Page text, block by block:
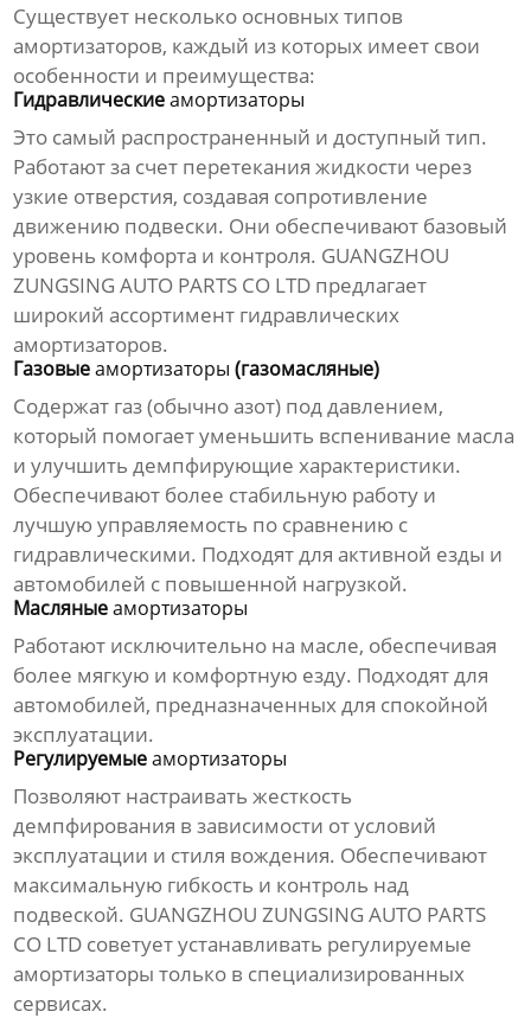
Существует несколько основных типов
амортизаторов, каждый из которых имеет свои
особенности и преимущества:
Гидравлическиеамортизаторы
Это самый распространенный и доступный тип.
Работают за счет перетекания жидкости через
узкие отверстия, создавая сопротивление
движению подвески. Они обеспечивают базовый
уровень комфорта и контроля. GUANGZHOU
ZUNGSING AUTO PARTS CO LTD предлагает
широкий ассортимент гидравлических
амортизаторов.
Газовыеамортизаторы (газомасляные)
Содержат газ (обычно азот) под давлением,
который помогает уменьшить вспенивание масла
и улучшить демпфирующие характеристики.
Обеспечивают более стабильную работу и
лучшую управляемость по сравнению с
гидравлическими. Подходят для активной езды и
автомобилей с повышенной нагрузкой.
Масляныеамортизаторы
Работают исключительно на масле, обеспечивая
более мягкую и комфортную езду. Подходят для
автомобилей, предназначенных для спокойной
эксплуатации.
Регулируемыеамортизаторы
Позволяют настраивать жесткость
демпфирования в зависимости от условий
эксплуатации и стиля вождения. Обеспечивают
максимальную гибкость и контроль над
подвеской. GUANGZHOU ZUNGSING AUTO PARTS
CO LTD советует устанавливать регулируемые
амортизаторы только в специализированных
сервисах.